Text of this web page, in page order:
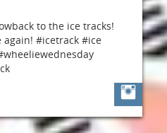
to the ice tracks!
#icetrack #ice